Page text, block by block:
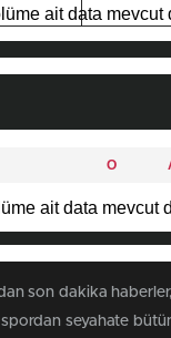
FAUL
ait data mevcut
O
ait data mevcut
son dakika haberler,
seyahate